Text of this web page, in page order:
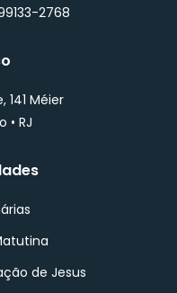
2768
141 Méier
• RJ
de Jesus